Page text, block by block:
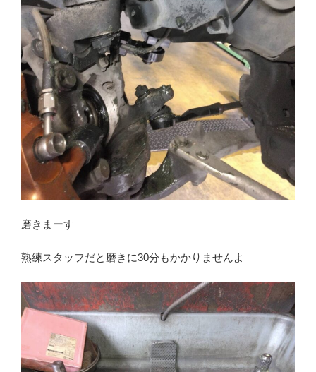
磨きまーす
熟練スタッフだと磨きに30分もかかりませんよ